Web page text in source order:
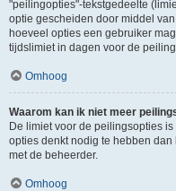
"peilingopties"-tekstgedeelte
optie gescheiden door middel
hoeveel opties een gebruiker
tijdslimiet in dagen voor de
Omhoog
Waarom kan ik niet meer
De limiet voor de peilingsopties
opties denkt nodig te hebben
met de beheerder.
Omhoog